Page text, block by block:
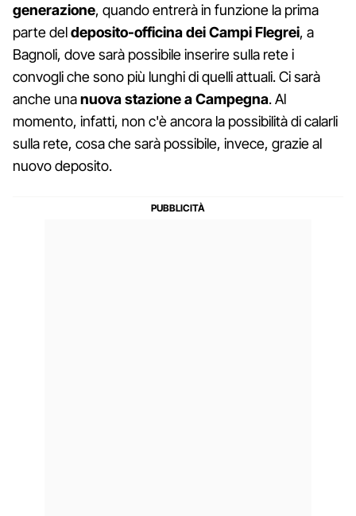
generazione, quando entrerà in funzione la prima
parte deldeposito-officina dei Campi Flegrei, a
Bagnoli, dove sarà possibile inserire sulla rete i
convogli che sono più lunghi di quelli attuali. Ci sarà
anche unanuova stazione a Campegna. Al
momento, infatti, non c'è ancora la possibilità di calarli
sulla rete, cosa che sarà possibile, invece, grazie al
nuovo deposito.